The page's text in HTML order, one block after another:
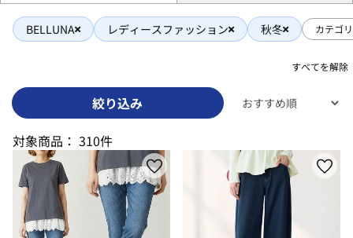
BELLUNA レディースファッション 秋冬 カテゴリ
すべてを解除
絞り込み
対象商品： 310件